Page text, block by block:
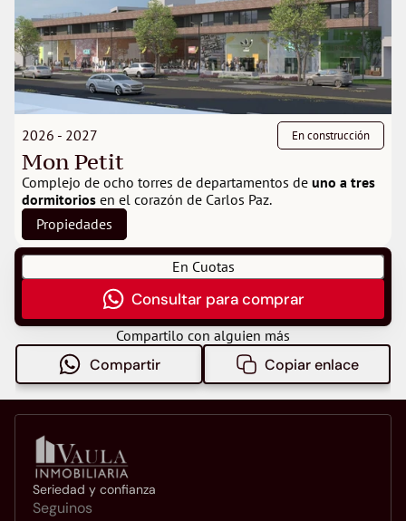
2026 - 2027 En construcción
Mon Petit
Complejo de ocho torres de departamentos de uno a tres
dormitorios en el corazón de Carlos Paz.
Propiedades
En Cuotas
Consultar para comprar
Compartilo con alguien más
Compartir Copiar enlace
Seriedad y confianza
Seguinos